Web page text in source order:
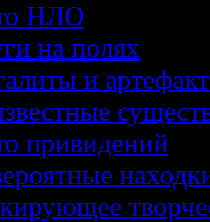
НЛО
на полях
и
привидений